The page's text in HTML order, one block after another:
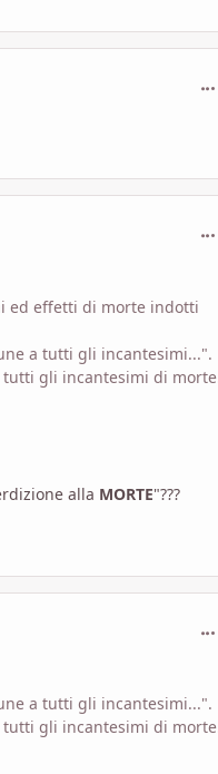
ed effetti di morte indotti
a tutti gli incantesimi...".
tutti gli incantesimi di
alla MORTE"???
a tutti gli incantesimi...".
tutti gli incantesimi di